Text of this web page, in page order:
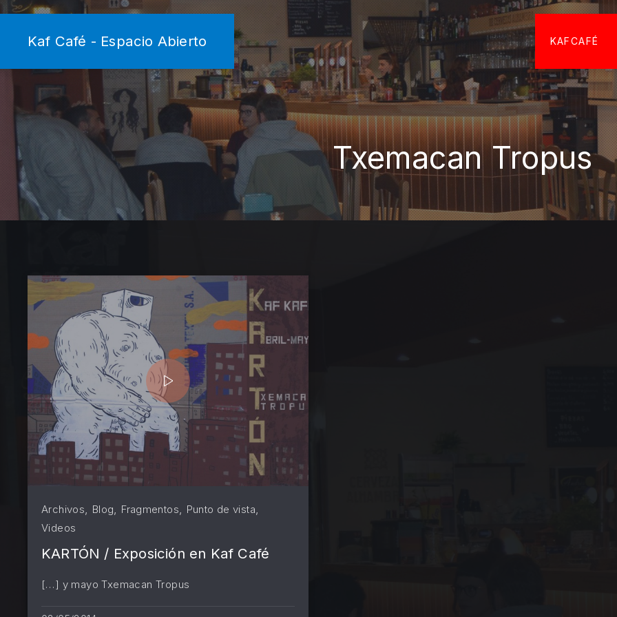
Kaf Café - Espacio Abierto KAFCAFÉ
Txemacan Tropus
Archivos Blog Fragmentos Punto de vista
Videos
KARTÓN / Exposición en Kaf Café
[…] y mayo Txemacan Tropus
PREVIOUS